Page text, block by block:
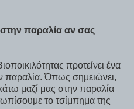
στην παραλία αν σας
προτείνει ένα
παραλία. Όπως σημειώνει,
μαζί μας στην παραλία
το τσίμπημα της